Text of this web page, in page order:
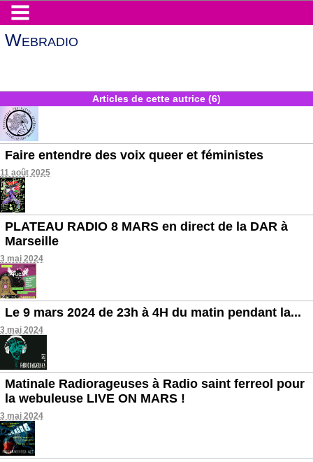
Webradio
Articles de cette autrice (6)
Faire entendre des voix queer et féministes
11 août 2025
PLATEAU RADIO 8 MARS en direct de la DAR à
Marseille
3 mai 2024
Le 9 mars 2024 de 23h à 4H du matin pendant la...
3 mai 2024
Matinale Radiorageuses à Radio saint ferreol pour
la webuleuse LIVE ON MARS !
3 mai 2024